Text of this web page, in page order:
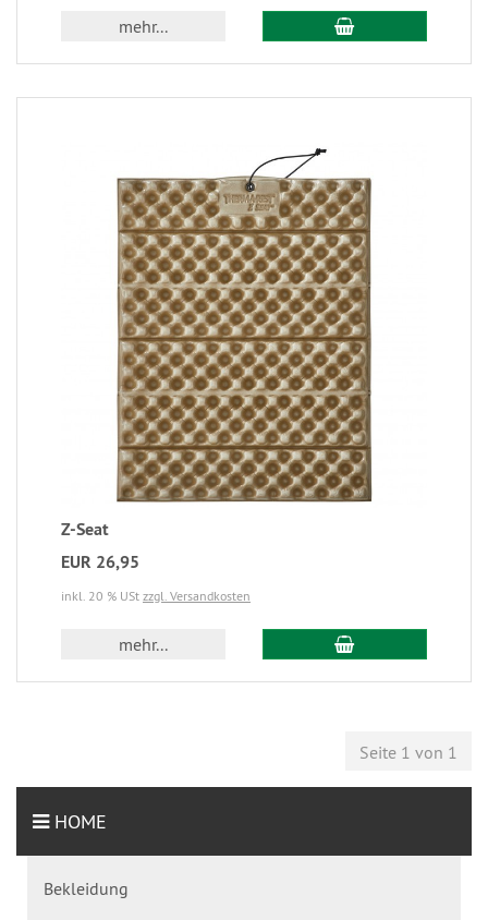
mehr...
Z-Seat
EUR 26,95
inkl. 20 % USt zzgl. Versandkosten
mehr...
Seite 1 von 1
HOME
Bekleidung